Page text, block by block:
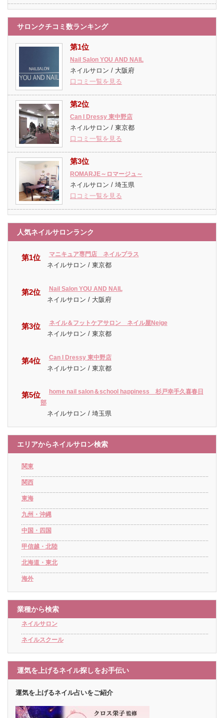
サロンクチコミ数ランキング
第1位
Nail Salon YOU AND NAIL
ネイルサロン / 大阪府
口コミ一覧を見る
第2位
Can I Dressy 東中野店
ネイルサロン / 東京都
口コミ一覧を見る
第3位
ROMARJE～ロマージュ～
ネイルサロン / 埼玉県
口コミ一覧を見る
人気ネイルサロンランク
第1位 マニキュア専門店 ネイルプラス
ネイルサロン / 東京都
第2位 Nail Salon YOU AND NAIL
ネイルサロン / 大阪府
第3位 ネイル＆フットケアサロン ネイル屋Neige
ネイルサロン / 東京都
第4位 Can I Dressy 東中野店
ネイルサロン / 東京都
第5位
home nail salon＆school happiness 杉戸幸手久喜春日
部
ネイルサロン / 埼玉県
エリアからネイルサロン検索
関東
関西
東海
九州・沖縄
中国・四国
甲信越・北陸
北海道・東北
海外
業種から検索
ネイルサロン
ネイルスクール
運気を上げるネイル探しをお手伝い
運気を上げるネイル占いをご紹介